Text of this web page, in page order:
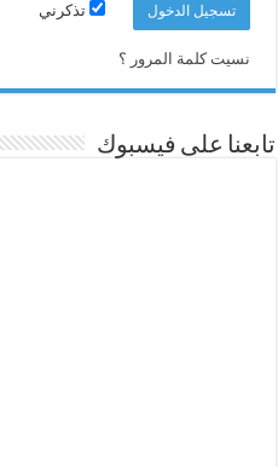
تذكرني
نسيت كلمة المرور ؟
تابعنا على فيسبوك